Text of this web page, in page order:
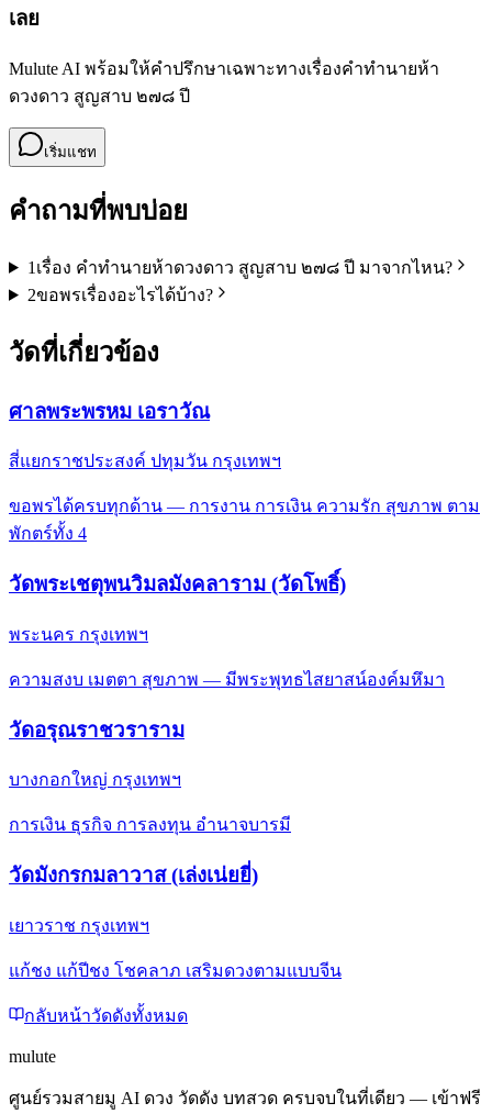
เลย
Mulute AI พร้อมให้คำปรึกษาเฉพาะทางเรื่องคำทำนายห้า
ดวงดาว สูญสาบ ๒๗๘ ปี
เริ่มแชท
คำถามที่พบบ่อย
1 เรื่อง คำทำนายห้าดวงดาว สูญสาบ ๒๗๘ ปี มาจากไหน?
2ขอพรเรื่องอะไรได้บ้าง?
วัดที่เกี่ยวข้อง
ศาลพระพรหม เอราวัณ
สี่แยกราชประสงค์ ปทุมวัน กรุงเทพฯ
ขอพรได้ครบทุกด้าน — การงาน การเงิน ความรัก สุขภาพ ตาม
พักตร์ทั้ง 4
วัดพระเชตุพนวิมลมังคลาราม (วัดโพธิ์)
พระนคร กรุงเทพฯ
ความสงบ เมตตา สุขภาพ — มีพระพุทธไสยาสน์องค์มหึมา
วัดอรุณราชวราราม
บางกอกใหญ่ กรุงเทพฯ
การเงิน ธุรกิจ การลงทุน อำนาจบารมี
วัดมังกรกมลาวาส (เล่งเน่ยยี่)
เยาวราช กรุงเทพฯ
แก้ชง แก้ปีชง โชคลาภ เสริมดวงตามแบบจีน
กลับหน้าวัดดังทั้งหมด
mulute
ศูนย์รวมสายมู AI ดวง วัดดัง บทสวด ครบจบในที่เดียว — เข้าฟรี